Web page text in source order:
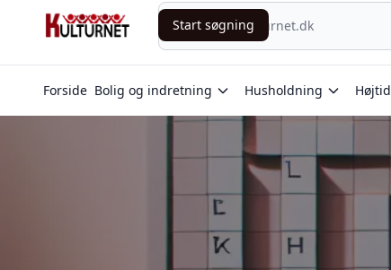
Start søgning
Start søgning
Forside Bolig og indretning Husholdning